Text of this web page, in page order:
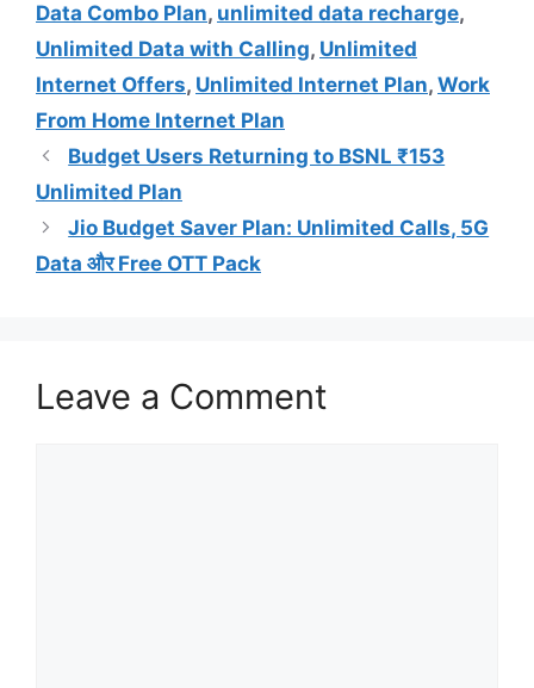
Data Combo Plan, unlimited data recharge,
Unlimited Data with Calling, Unlimited
Internet Offers, Unlimited Internet Plan, Work
From Home Internet Plan
Budget Users Returning to BSNL ₹153
Unlimited Plan
Jio Budget Saver Plan: Unlimited Calls, 5G
Data और Free OTT Pack
Leave a Comment